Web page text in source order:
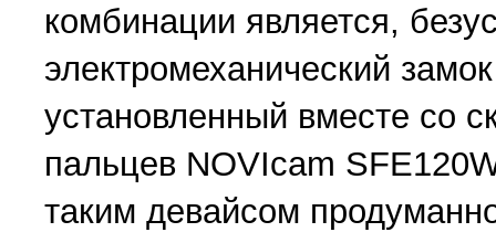
комбинации является,
электромеханический
установленный вместе со
пальцев NOVIcam
таким девайсом